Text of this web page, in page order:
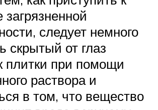
загрязненной
следует немного
скрытый от глаз
плитки при помощи
раствора и
в том, что вещество